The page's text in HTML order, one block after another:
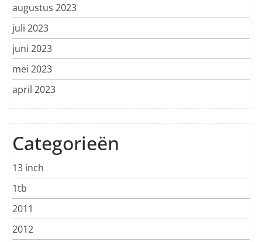
augustus 2023
juli 2023
juni 2023
mei 2023
april 2023
Categorieën
13 inch
1tb
2011
2012